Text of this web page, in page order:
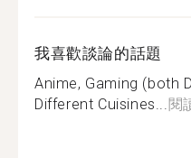
我喜歡談論的話題
Anime, Gaming (both
Different Cuisines... 閱